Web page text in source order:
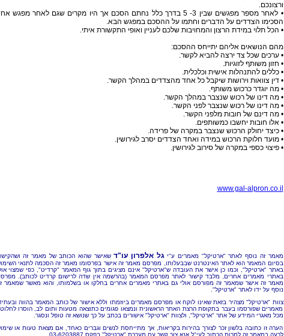
ורצונכם.
• לאחר מספר מפגשים שבין 3- 5 בדרך כלל נחתם הסכם אך היו מקרים שגם לאחר מפגש
הסכימו הצדדים על הדברים וחתמו על ההסכם במפגש הבא.
• הכל תלוי במידת הרצון והמחויבות שלכם לעניין ואופי התקשורת איתי.
מהם הנושאים אליהם יתייחס ההסכם:
• ערכים שכל צד ירצה להביא לקשר.
• חזון משותף לזוגיות.
• כללים להתנהלות אישית וכלכלית.
• דין צוואות וירושות שיקבל כל אחד מהצדדים במהלך הקשר.
• מה יוגדר כרכוש משותף.
• מה דינו של רכוש שנצבר במהלך הקשר.
• מה דינו של רכוש שנצבר לפני הקשר.
• מה דינם של חובות מלפני הקשר.
• אלו חובות יחשבו כמשותפים.
• כיצד יחולק הרכוש שנצבר במקרה של פרידה.
• מועד חלוקת הרכוש במידה ואחד הצדדים יסרב לגירושין.
• פיצוי כספי במקרה של סירוב לגירושין.
www.gal-alpron.co.il
מאמר זה נוסף לאתר "ארטיקל" מאמרים ע"י גל אלפרון עו"דשאישר שהוא הכותב של מאמר זה
בסיום המאמר הוא לאתר האינטרנט שבבעלותו, מפרסם מאמר זה אישר בפרסומו מאמר זה הסכמה לתנאי
באתר "ארטיקל", וכמו כן אישר את העובדה ש"ארטיקל" אינם מציגים בתוך גוף המאמר "קרדיט", כפי שמצוי
באתרי מאמרים אחרים, מלבד קישור לאתר מפרסם המאמר (בהרשמה אין שדה לרישום קרדיט לכותב).
מאמר זה אישר שמאמר זה מפורסם אולי גם באתרי מאמרים אחרים בחלקו או בשלמותו, והוא מאשר שמאמר
נוסף על ידו לאתר "ארטיקל".
צוות "ארטיקל" מצהיר בזאת שאינו לוקח או מפרסם מאמרים ביוזמתו וללא אישור של כותב המאמר בהווה
מאמרים שפורסמו בעבר בתקופת הרצת האתר הראשונית ונמצאו פגומים כתוצאה מטעות ותום לב, הוסרו
מכל מאגרי המידע של אתר "ארטיקל", ולצוות "ארטיקל" אישורים בכתב על כך שנושא זה טופל ונסגר.
הערה זו כתובה בלשון זכר לצורך בהירות בקריאות, אך מתייחסת לנשים וגברים כאחד, אם מצאת טעות או
לרעה במאמר זה למרות הכתוב לעי"ל אנא צור קשר עם מערכת "ארטיקל" בפקס 03-6203887.